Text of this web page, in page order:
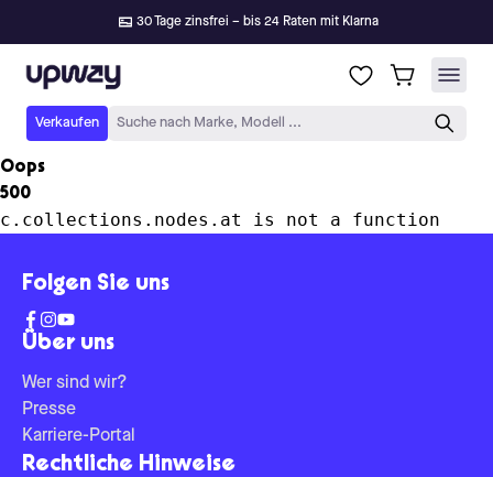
30 Tage zinsfrei – bis 24 Raten mit Klarna
Upway
Verkaufen Suche nach Marke, Modell ...
Oops
500
c.collections.nodes.at is not a function
Über uns
Wer sind wir?
Presse
Karriere-Portal
Rechtliche Hinweise
Folgen Sie uns